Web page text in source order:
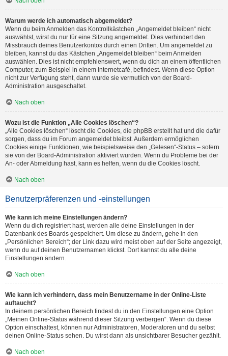
Warum werde ich automatisch abgemeldet?
Wenn du beim Anmelden das Kontrollkästchen „Angemeldet bleiben“ nicht
auswählst, wirst du nur für eine Sitzung angemeldet. Dies verhindert den
Missbrauch deines Benutzerkontos durch einen Dritten. Um angemeldet zu
bleiben, kannst du das Kästchen „Angemeldet bleiben“ beim Anmelden
auswählen. Dies ist nicht empfehlenswert, wenn du dich an einem öffentlichen
Computer, zum Beispiel in einem Internetcafé, befindest. Wenn diese Option
nicht zur Verfügung steht, dann wurde sie vermutlich von der Board-
Administration ausgeschaltet.
Nach oben
Wozu ist die Funktion „Alle Cookies löschen“?
„Alle Cookies löschen“ löscht die Cookies, die phpBB erstellt hat und die dafür
sorgen, dass du im Forum angemeldet bleibst. Außerdem ermöglichen
Cookies einige Funktionen, wie beispielsweise den „Gelesen“-Status – sofern
sie von der Board-Administration aktiviert wurden. Wenn du Probleme bei der
An- oder Abmeldung hast, kann es helfen, wenn du die Cookies löscht.
Nach oben
Benutzerpräferenzen und -einstellungen
Wie kann ich meine Einstellungen ändern?
Wenn du dich registriert hast, werden alle deine Einstellungen in der
Datenbank des Boards gespeichert. Um diese zu ändern, gehe in den
„Persönlichen Bereich“; der Link dazu wird meist oben auf der Seite angezeigt,
wenn du auf deinen Benutzernamen klickst. Dort kannst du alle deine
Einstellungen ändern.
Nach oben
Wie kann ich verhindern, dass mein Benutzername in der Online-Liste
auftaucht?
In deinem persönlichen Bereich findest du in den Einstellungen eine Option
„Meinen Online-Status während dieser Sitzung verbergen“. Wenn du diese
Option einschaltest, können nur Administratoren, Moderatoren und du selbst
deinen Online-Status sehen. Du wirst dann als unsichtbarer Besucher gezählt.
Nach oben